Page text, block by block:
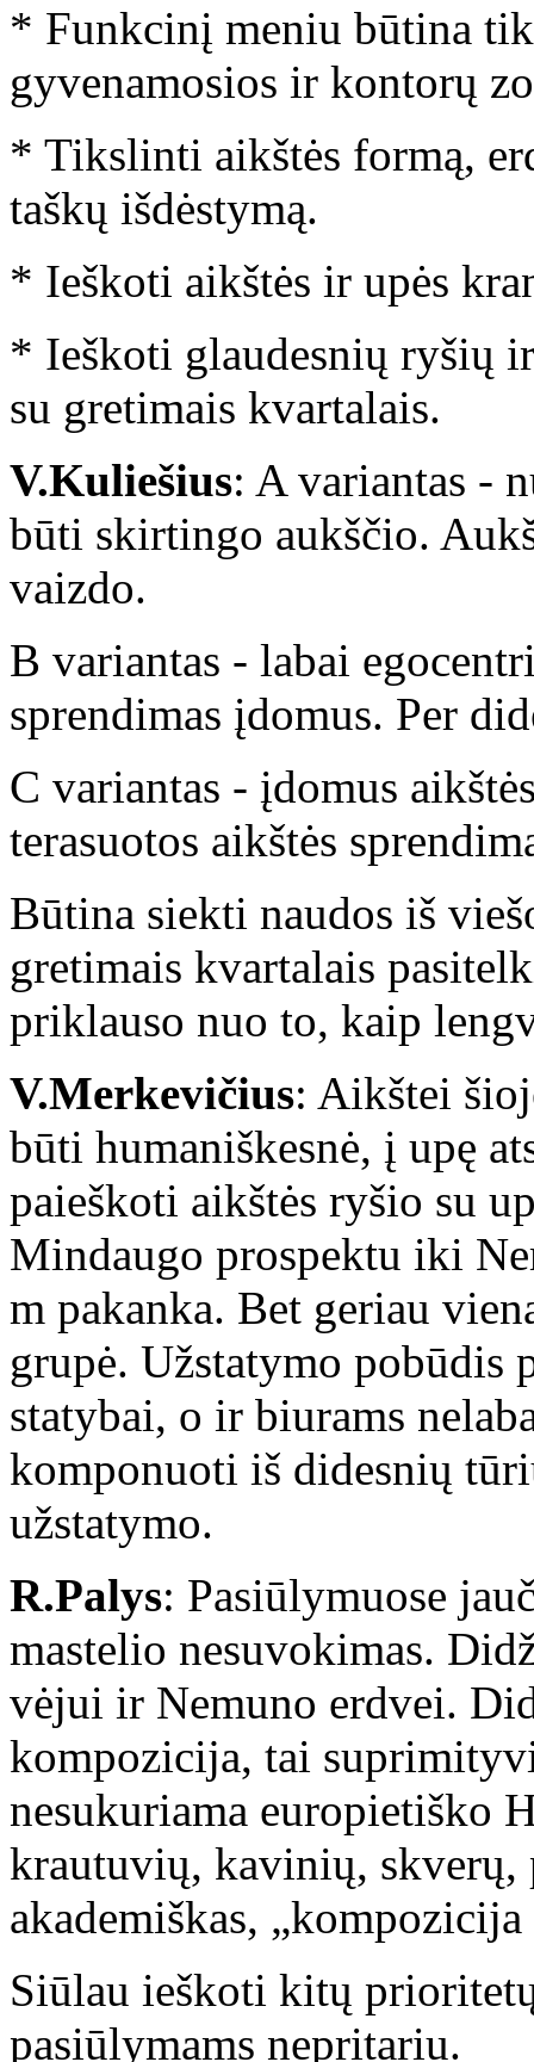
* Funkcinį meniu būtina
gyvenamosios ir kontorų
* Tikslinti aikštės formą,
taškų išdėstymą.
* Ieškoti aikštės ir upės
* Ieškoti glaudesnių ryšių
su gretimais kvartalais.
V.Kuliešius: A variantas -
būti skirtingo aukščio.
vaizdo.
B variantas - labai
sprendimas įdomus. Per
C variantas - įdomus
terasuotos aikštės
Būtina siekti naudos iš
gretimais kvartalais
priklauso nuo to, kaip
V.Merkevičius: Aikštei
būti humaniškesnė, į upę
paieškoti aikštės ryšio su
Mindaugo prospektu iki
m pakanka. Bet geriau
grupė. Užstatymo pobūdis
statybai, o ir biurams
komponuoti iš didesnių
užstatymo.
R.Palys: Pasiūlymuose
mastelio nesuvokimas.
vėjui ir Nemuno erdvei.
kompozicija, tai
nesukuriama europietiško
krautuvių, kavinių, skverų,
akademiškas, „kompozicija
Siūlau ieškoti kitų
pasiūlymams nepritariu.